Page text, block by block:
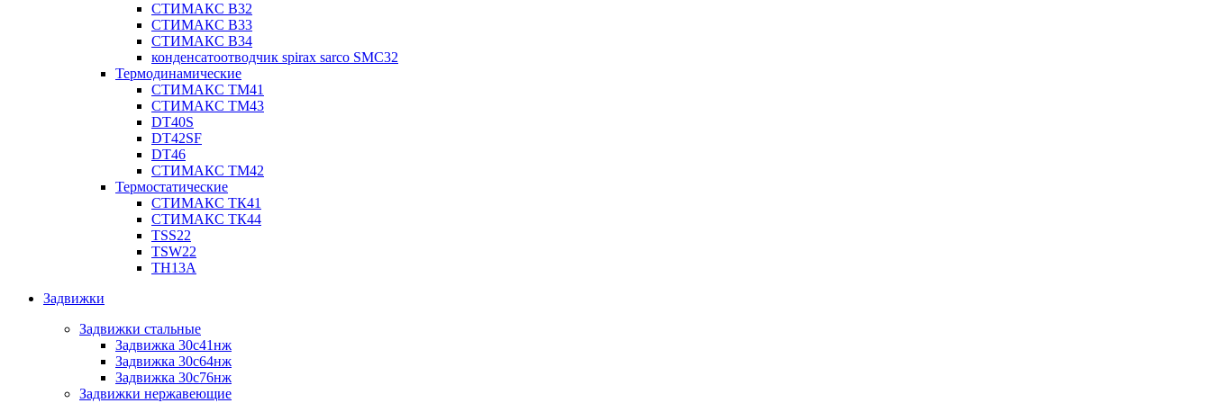
СТИМАКС В32
СТИМАКС В33
СТИМАКС B34
конденсатоотводчик spirax sarco SMC32
Термодинамические
СТИМАКС ТМ41
СТИМАКС ТМ43
DT40S
DT42SF
DT46
СТИМАКС ТМ42
Термостатические
СТИМАКС ТК41
СТИМАКС ТК44
TSS22
TSW22
TH13A
Задвижки
Задвижки стальные
Задвижка 30с41нж
Задвижка 30с64нж
Задвижка 30с76нж
Задвижки нержавеющие